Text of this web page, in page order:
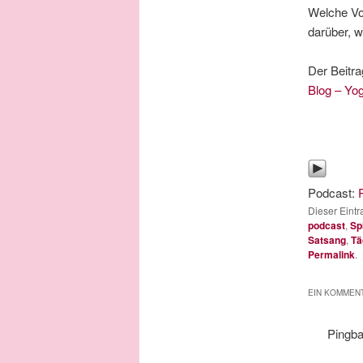
Welche
darüber,
Der
Blog –
Podcast:
Dieser
podcast,
Satsang,
Permalink.
EIN